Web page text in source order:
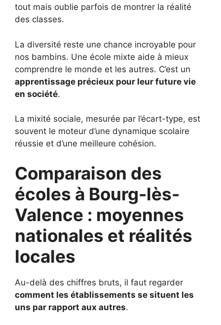
tout mais oublie parfois de montrer la réalité
des classes.
La diversité reste une chance incroyable pour
nos bambins. Une école mixte aide à mieux
comprendre le monde et les autres. C’est un
apprentissage précieux pour leur future vie
en société.
La mixité sociale, mesurée par l’écart-type, est
souvent le moteur d’une dynamique scolaire
réussie et d’une meilleure cohésion.
Comparaison des
écoles à Bourg-lès-
Valence : moyennes
nationales et réalités
locales
Au-delà des chiffres bruts, il faut regarder
comment les établissements se situent les
uns par rapport aux autres.